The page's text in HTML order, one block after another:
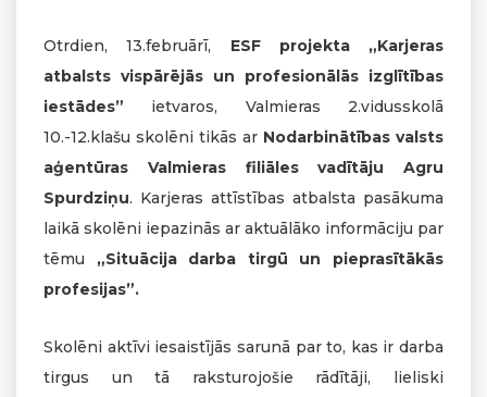
Otrdien, 13.februārī, ESF projekta „Karjeras
atbalsts vispārējās un profesionālās izglītības
iestādes” ietvaros, Valmieras 2.vidusskolā
10.-12.klašu skolēni tikās ar Nodarbinātības valsts
aģentūras Valmieras filiāles vadītāju Agru
Spurdziņu. Karjeras attīstības atbalsta pasākuma
laikā skolēni iepazinās ar aktuālāko informāciju par
tēmu „Situācija darba tirgū un pieprasītākās
profesijas”.
Skolēni aktīvi iesaistījās sarunā par to, kas ir darba
tirgus un tā raksturojošie rādītāji, lieliski